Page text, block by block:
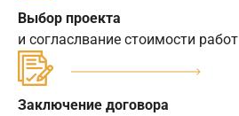
Выбор проекта
и согласлвание стоимости работ
Заключение договора